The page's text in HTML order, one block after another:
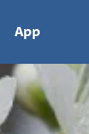
App